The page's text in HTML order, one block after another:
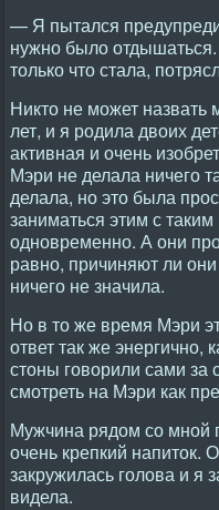
— Я пытался
нужно было
только что стала,
Никто не может
лет, и я родила двоих
активная и очень
Мэри не делала ничего
делала, но это была
заниматься этим с
одновременно. А они
равно, причиняют ли
ничего не значила.
Но в то же время Мэри
ответ так же энергично,
стоны говорили сами за
смотреть на Мэри как
Мужчина рядом со мной
очень крепкий напиток.
закружилась голова и я
видела.